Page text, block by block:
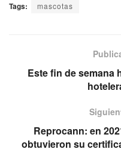
Tags: mascotas
Este fin de semana
Reprocann: en
obtuvieron su